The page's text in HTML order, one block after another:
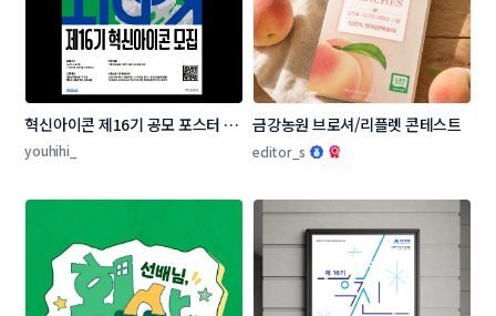
혁신아이콘 제16기 공모 포스터 디
자인 콘테스트
youhihi_
금강농원 브로셔/리플렛 콘테스트
editor_s